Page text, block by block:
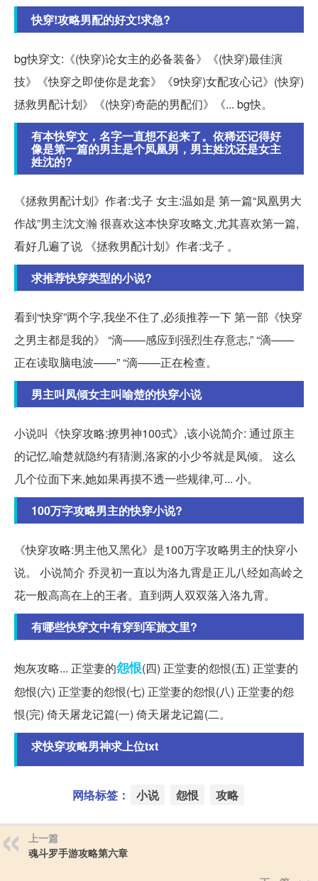
快穿!攻略男配的好文!求急?
bg快穿文:《(快穿)论女主的必备装备》《(快穿)最佳演
技》《快穿之即使你是龙套》《9快穿)女配攻心记》(快穿)
拯救男配计划》《(快穿)奇葩的男配们》《... bg快。
有本快穿文，名字一直想不起来了。依稀还记得好
像是第一篇的男主是个凤凰男，男主姓沈还是女主
姓沈的?
《拯救男配计划》作者:戈子 女主:温如是 第一篇“凤凰男大
作战”男主沈文瀚 很喜欢这本快穿攻略文,尤其喜欢第一篇,
看好几遍了说 《拯救男配计划》作者:戈子 。
求推荐快穿类型的小说?
看到“快穿”两个字,我坐不住了,必须推荐一下 第一部《快穿
之男主都是我的》 “滴——感应到强烈生存意志,” “滴——
正在读取脑电波——” “滴——正在检查。
男主叫凤倾女主叫喻楚的快穿小说
小说叫《快穿攻略:撩男神100式》,该小说简介: 通过原主
的记忆,喻楚就隐约有猜测,洛家的小少爷就是凤倾。 这么
几个位面下来,她如果再摸不透一些规律,可... 小。
100万字攻略男主的快穿小说?
《快穿攻略:男主他又黑化》是100万字攻略男主的快穿小
说。 小说简介 乔灵初一直以为洛九霄是正儿八经如高岭之
花一般高高在上的王者。直到两人双双落入洛九霄。
有哪些快穿文中有穿到军旅文里?
炮灰攻略... 正堂妻的怨恨(四) 正堂妻的怨恨(五) 正堂妻的
怨恨(六) 正堂妻的怨恨(七) 正堂妻的怨恨(八) 正堂妻的怨
恨(完) 倚天屠龙记篇(一) 倚天屠龙记篇(二。
求快穿攻略男神求上位txt
网络标签： 小说 怨恨 攻略
上一篇
魂斗罗手游攻略第六章